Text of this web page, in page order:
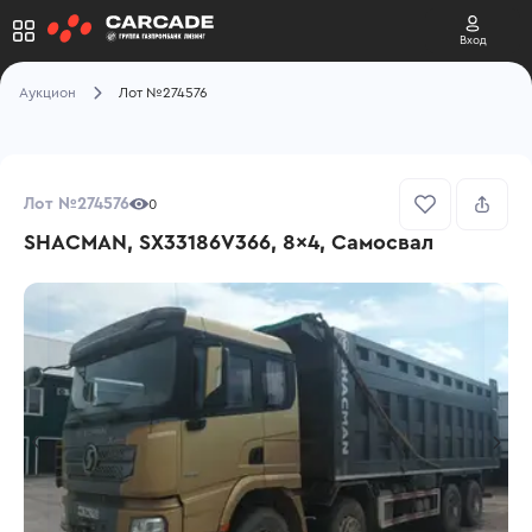
Вход
Аукцион Лот №274576
Лот №274576 0
SHACMAN, SX33186V366, 8x4, Самосвал